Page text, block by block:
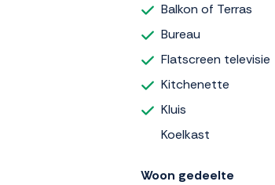
Balkon of Terras
Bureau
Flatscreen televisie
Kitchenette
Kluis
Koelkast
Woon gedeelte